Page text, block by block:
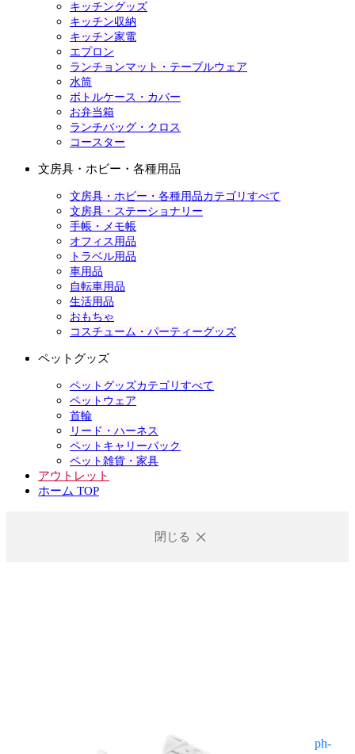
キッチングッズ
キッチン収納
キッチン家電
エプロン
ランチョンマット・テーブルウェア
水筒
ボトルケース・カバー
お弁当箱
ランチバッグ・クロス
コースター
文房具・ホビー・各種用品
文房具・ホビー・各種用品カテゴリすべて
文房具・ステーショナリー
手帳・メモ帳
オフィス用品
トラベル用品
車用品
自転車用品
生活用品
おもちゃ
コスチューム・パーティーグッズ
ペットグッズ
ペットグッズカテゴリすべて
ペットウェア
首輪
リード・ハーネス
ペットキャリーバック
ペット雑貨・家具
アウトレット
ホーム TOP
閉じる